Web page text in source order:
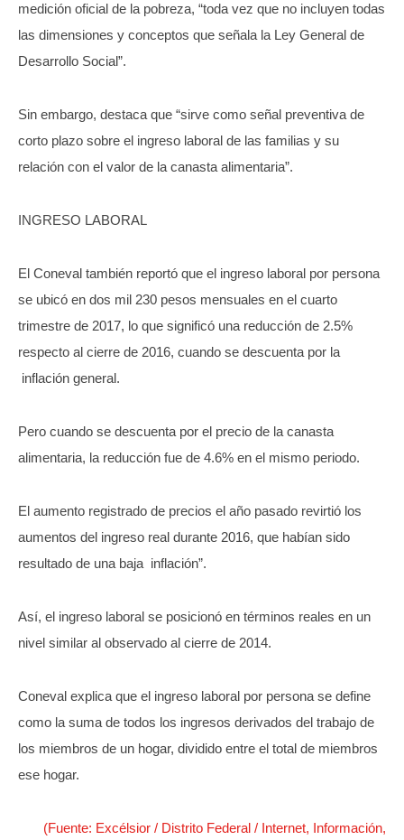
medición oficial de la pobreza, “toda vez que no incluyen todas
las dimensiones y conceptos que señala la Ley General de
Desarrollo Social”.
Sin embargo, destaca que “sirve como señal preventiva de
corto plazo sobre el ingreso laboral de las familias y su
relación con el valor de la canasta alimentaria”.
INGRESO LABORAL
El Coneval también reportó que el ingreso laboral por persona
se ubicó en dos mil 230 pesos mensuales en el cuarto
trimestre de 2017, lo que significó una reducción de 2.5%
respecto al cierre de 2016, cuando se descuenta por la
inflación general.
Pero cuando se descuenta por el precio de la canasta
alimentaria, la reducción fue de 4.6% en el mismo periodo.
El aumento registrado de precios el año pasado revirtió los
aumentos del ingreso real durante 2016, que habían sido
resultado de una baja inflación”.
Así, el ingreso laboral se posicionó en términos reales en un
nivel similar al observado al cierre de 2014.
Coneval explica que el ingreso laboral por persona se define
como la suma de todos los ingresos derivados del trabajo de
los miembros de un hogar, dividido entre el total de miembros
ese hogar.
(Fuente: Excélsior / Distrito Federal / Internet, Información,